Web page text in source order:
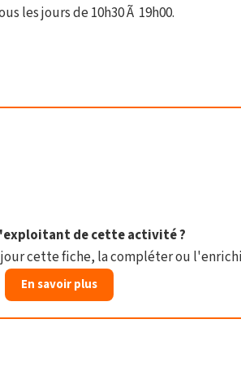
les jours de 10h30 Ã 19h00.
de cette activité ?
cette fiche, la compléter ou
En savoir plus